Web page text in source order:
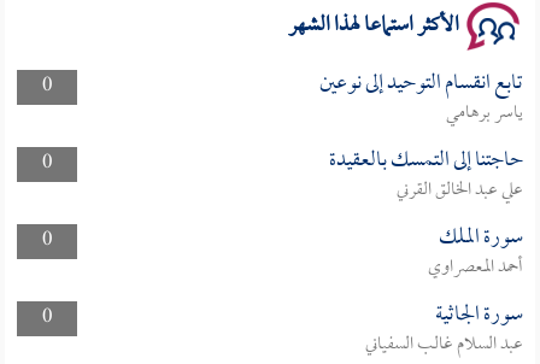
الأكثر استماعا لهذا الشهر
0 تابع انقسام التوحيد إلى نوعين
ياسر برهامي
0
حاجتنا إلى التمسك بالعقيدة
علي عبد الخالق القرني
0
سورة الملك
أحمد المعصراوي
0
سورة الجاثية
عبد السلام غالب السفياني